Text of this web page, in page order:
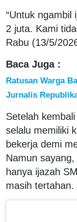
“Untuk ngambil
2 juta. Kami
Rabu (13/5/
Baca Juga :
Ratusan Warga
Jurnalis
Setelah
selalu memiliki
bekerja demi
Namun
hanya ijazah
masih tertahan.